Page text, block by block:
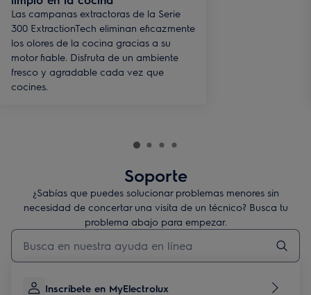
Las campanas extractoras de la Serie
300 ExtractionTech eliminan eficazmente
los olores de la cocina gracias a su
motor fiable. Disfruta de un ambiente
fresco y agradable cada vez que
cocines.
Soporte
¿Sabías que puedes solucionar problemas menores sin
necesidad de concertar una visita de un técnico? Busca tu
problema abajo para empezar.
Escribe para buscar un artículo de soporte
Inscríbete en MyElectrolux